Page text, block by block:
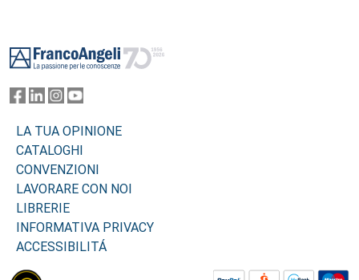
LA TUA OPINIONE
CATALOGHI
CONVENZIONI
LAVORARE CON NOI
LIBRERIE
INFORMATIVA PRIVACY
ACCESSIBILITÁ